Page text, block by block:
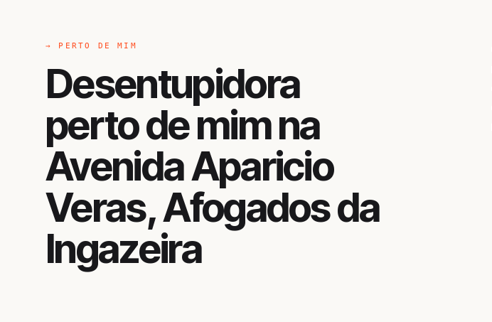
→ PERTO DE MIM
Desentupidora
perto de mim na
Avenida Aparicio
Veras, Afogados da
Ingazeira